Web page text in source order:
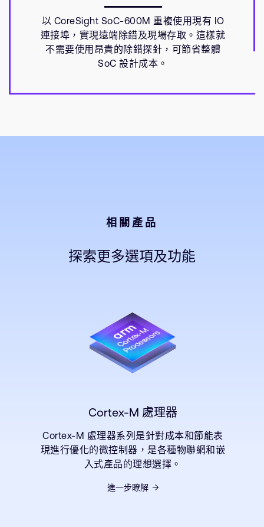
以 CoreSight SoC-600M 重複使用現有 IO
連接埠，實現遠端除錯及現場存取。這樣就
不需要使用昂貴的除錯探針，可節省整體
SoC 設計成本。
相關產品
探索更多選項及功能
Cortex-M 處理器
Cortex-M 處理器系列是針對成本和節能表
現進行優化的微控制器，是各種物聯網和嵌
入式產品的理想選擇。
進一步瞭解